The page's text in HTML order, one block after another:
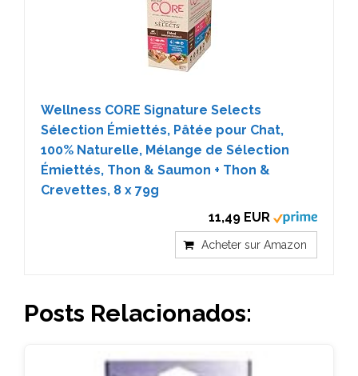
Wellness CORE Signature Selects
Sélection Émiettés, Pâtée pour Chat,
100% Naturelle, Mélange de Sélection
Émiettés, Thon & Saumon + Thon &
Crevettes, 8 x 79g
11,49 EUR
Acheter sur Amazon
Posts Relacionados: